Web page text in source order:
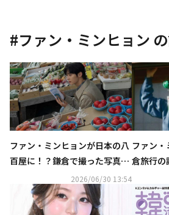
#ファン・ミンヒョン
ファン・ミンヒョンが日本の八
百屋に！？鎌倉で撮った写真を
2026/06/30 13:54
ファン・
倉旅行の
開催！